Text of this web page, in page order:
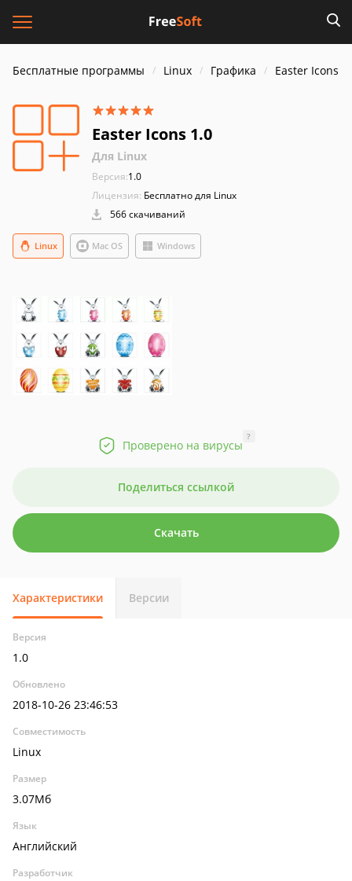
Бесплатные программы Linux Графика Easter Icons
Easter Icons 1.0
Для Linux
Версия:1.0
Лицензия: Бесплатно для Linux
566 скачиваний
Mac OS
Linux Windows
Проверено на вирусы
?
Поделиться ссылкой
Скачать
Характеристики Версии
Версия
1.0
Обновлено
2018-10-26 23:46:53
Совместимость
Linux
Размер
3.07Мб
Язык
Английский
Разработчик